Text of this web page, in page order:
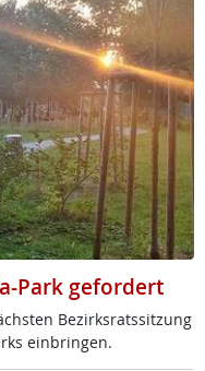
Park gefordert
Be­zirks­rats­sit­zung
ein­brin­gen.